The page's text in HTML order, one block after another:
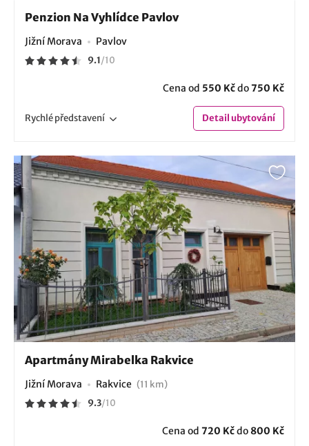
Penzion Na Vyhlídce Pavlov
Jižní Morava Pavlov
9.1/10
Cena od 550 Kčdo750 Kč
Rychlépředstavení Detailubytování
Apartmány Mirabelka Rakvice
Jižní Morava Rakvice (11 km)
9.3/10
Cena od 720 Kčdo 800 Kč